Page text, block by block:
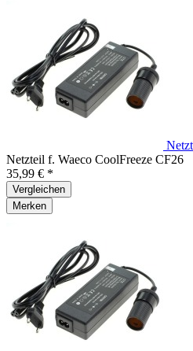
Netzteil f. Waeco CoolFreeze CF26
35,99 € *
Vergleichen
Merken